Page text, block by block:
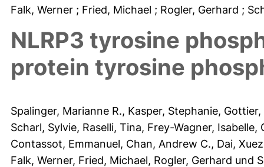
Falk, Werner ; Fried, Michael ; Rogler, Gerhard ;
NLRP3 tyrosine
protein tyrosine
Spalinger, Marianne R., Kasper, Stephanie, Gottier,
Scharl, Sylvie, Raselli, Tina, Frey-Wagner, Isabelle,
Contassot, Emmanuel, Chan, Andrew C., Dai,
Falk, Werner, Fried, Michael, Rogler, Gerhard und